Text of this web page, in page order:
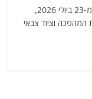
לפי הפרסום הבלעדי של סוכנות הידיעות רויטרס מ-23 ביולי 2026,
וציוד צבאי